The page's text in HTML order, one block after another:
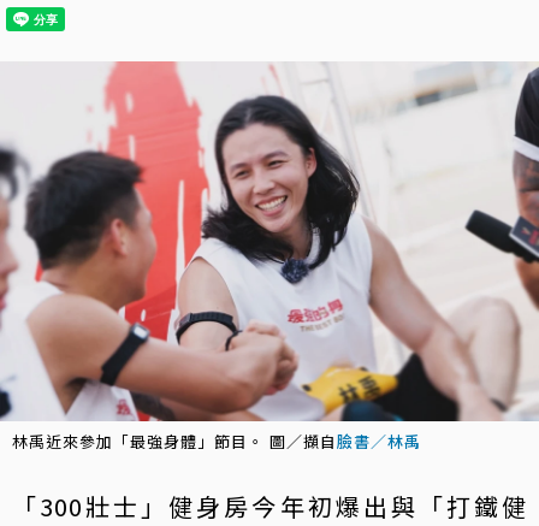
林禹近來參加「最強身體」節目。 圖／擷自臉書／林禹
「300壯士」健身房今年初爆出與「打鐵健